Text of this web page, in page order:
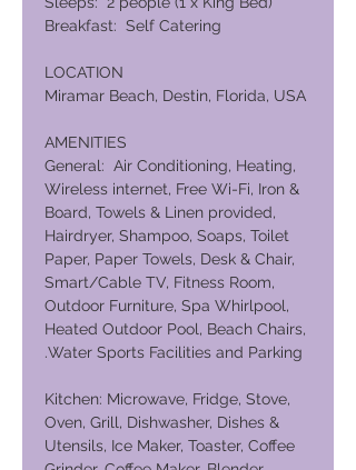
Breakfast: Self Catering
LOCATION
Miramar Beach, Destin, Florida, USA
AMENITIES
General: Air Conditioning, Heating,
Wireless internet, Free Wi-Fi, Iron &
Board, Towels & Linen provided,
Hairdryer, Shampoo, Soaps, Toilet
Paper, Paper Towels, Desk & Chair,
Smart/Cable TV, Fitness Room,
Outdoor Furniture, Spa Whirlpool,
Heated Outdoor Pool, Beach Chairs,
Water Sports Facilities and Parking.
Kitchen: Microwave, Fridge, Stove,
Oven, Grill, Dishwasher, Dishes &
Utensils, Ice Maker, Toaster, Coffee